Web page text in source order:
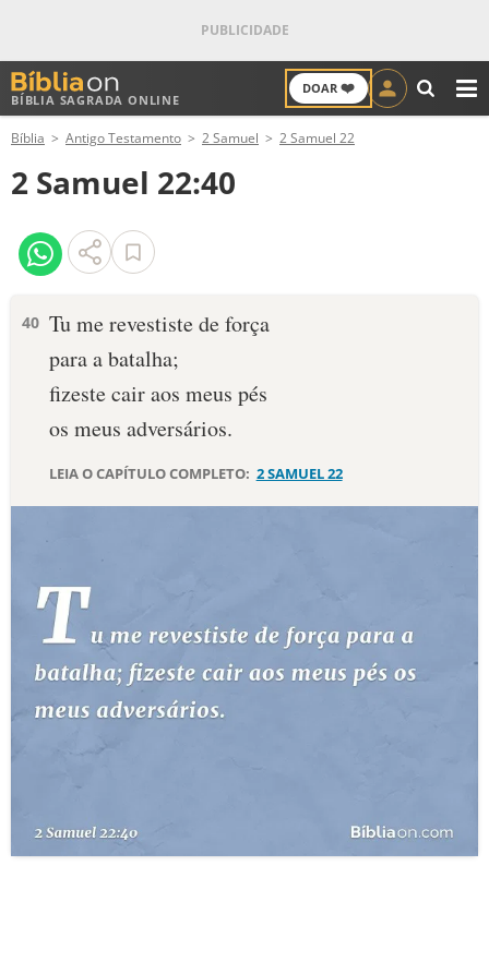
BÍBLIA SAGRADA ONLINE
DOAR ❤️
ANTIGO TESTAMENTO
NOVO TESTAMENTO
VERSÍCULOS
PALAVRA DO DIA
DEVOCIONAL DIÁRIO
ESTUDOS BÍBLICOS
ESBOÇOS DE PREGAÇÃO
PERGUNTE À BÍBLIA
QUEM SOMOS
Bíblia Antigo Testamento 2 Samuel 2 Samuel 22
2 Samuel 22:40
40 Tu me revestiste de força
para a batalha;
fizeste cair aos meus pés
os meus adversários.
LEIA O CAPÍTULO COMPLETO: 2 SAMUEL 22